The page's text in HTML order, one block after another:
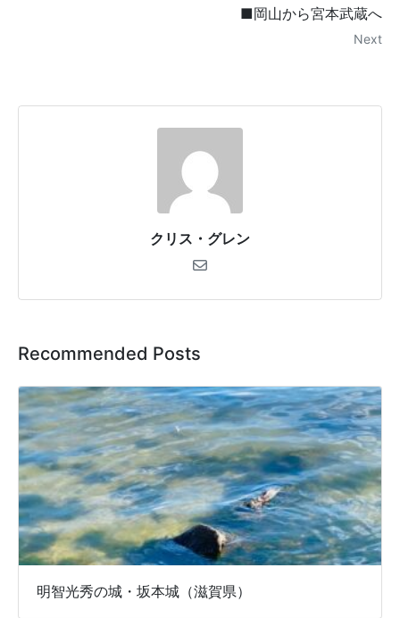
■岡山から宮本武蔵へ
Next
クリス・グレン
Recommended Posts
明智光秀の城・坂本城（滋賀県）